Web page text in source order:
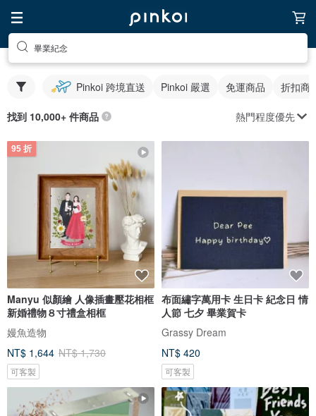
畢業紀念
Pinkoi 跨境直送 Pinkoi 嚴選 免運商品 折扣商
找到 10,000+ 件商品 熱門程度優先
95 折
Manyu 似顏繪 人像插畫壓花相框
新婚禮物８寸禮盒相框
嫚魚造物
NT$ 1,644 NT$ 1,730
可客製
布面繡字萬用卡 生日卡 紀念日 情
人節 七夕 畢業賀卡
Grassy Dream
NT$ 420
可客製